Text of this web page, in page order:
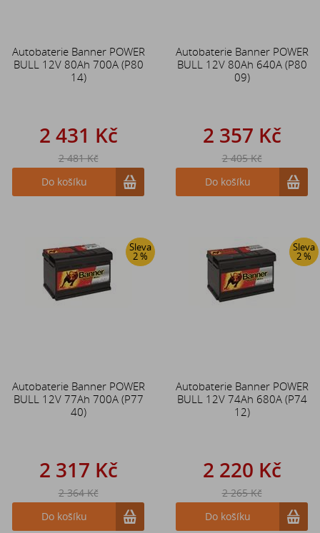
Autobaterie Banner POWER
BULL 12V 80Ah 700A (P80
14)
2 431 Kč
2 481 Kč
Do košíku
Autobaterie Banner POWER
BULL 12V 80Ah 640A (P80
09)
2 357 Kč
2 405 Kč
Do košíku
Sleva
2 %
Autobaterie Banner POWER
BULL 12V 77Ah 700A (P77
40)
2 317 Kč
2 364 Kč
Do košíku
Sleva
2 %
Autobaterie Banner POWER
BULL 12V 74Ah 680A (P74
12)
2 220 Kč
2 265 Kč
Do košíku